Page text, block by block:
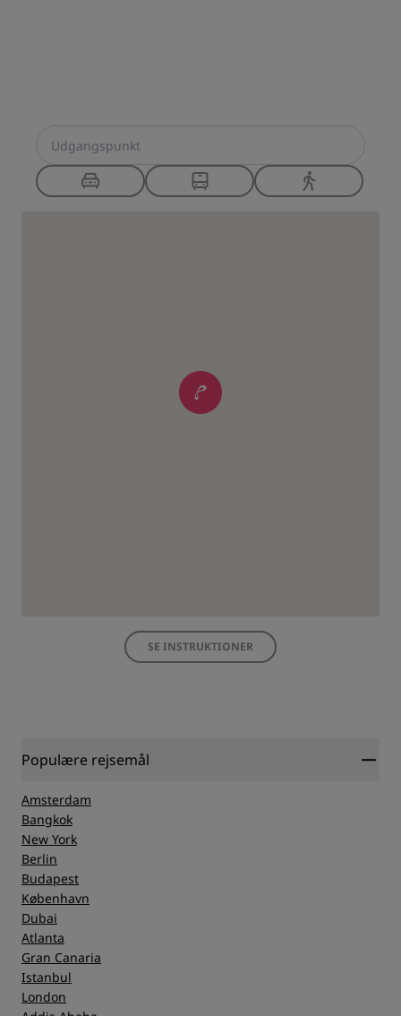
SE INSTRUKTIONER
Populære rejsemål
Amsterdam
Bangkok
New York
Berlin
Budapest
København
Dubai
Atlanta
Gran Canaria
Istanbul
London